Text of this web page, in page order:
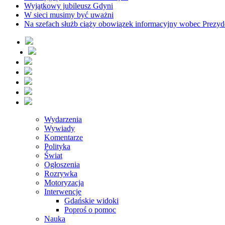
Wyjątkowy jubileusz Gdyni
W sieci musimy być uważni
Na szefach służb ciąży obowiązek informacyjny wobec
Wydarzenia
Wywiady
Komentarze
Polityka
Świat
Ogłoszenia
Rozrywka
Motoryzacja
Interwencje
Gdańskie widoki
Poproś o pomoc
Nauka